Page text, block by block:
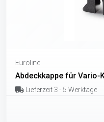
Euroline
Abdeckkappe für Vario-
Lieferzeit 3 - 5 Werktage